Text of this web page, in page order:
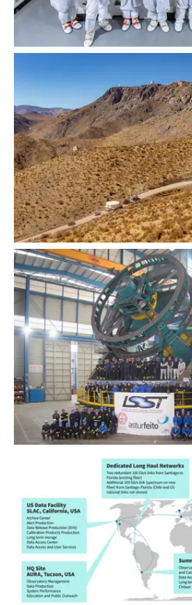
Transporte del M1M3 a la montaña
Equipos del Ensamblaje de la Montura del Telescopio